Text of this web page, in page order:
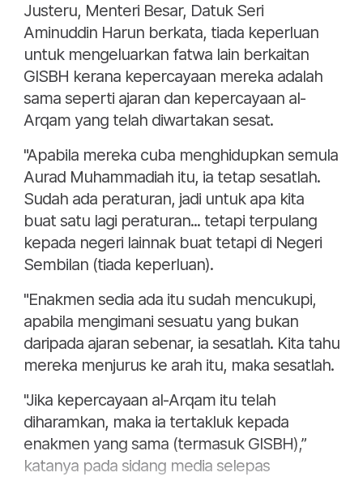
Justeru, Menteri Besar, Datuk Seri
Aminuddin Harun berkata, tiada keperluan
untuk mengeluarkan fatwa lain berkaitan
GISBH kerana kepercayaan mereka adalah
sama seperti ajaran dan kepercayaan al-
Arqam yang telah diwartakan sesat.
"Apabila mereka cuba menghidupkan semula
Aurad Muhammadiah itu, ia tetap sesatlah.
Sudah ada peraturan, jadi untuk apa kita
buat satu lagi peraturan... tetapi terpulang
kepada negeri lainnak buat tetapi di Negeri
Sembilan (tiada keperluan).
"Enakmen sedia ada itu sudah mencukupi,
apabila mengimani sesuatu yang bukan
daripada ajaran sebenar, ia sesatlah. Kita tahu
mereka menjurus ke arah itu, maka sesatlah.
"Jika kepercayaan al-Arqam itu telah
diharamkan, maka ia tertakluk kepada
enakmen yang sama (termasuk GISBH),”
katanya pada sidang media selepas